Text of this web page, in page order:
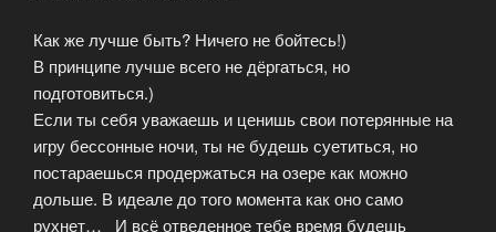
Как же лучше быть? Ничего не бойтесь!)
В принципе лучше всего не дёргаться, но
подготовиться.)
Если ты себя уважаешь и ценишь свои потерянные на
игру бессонные ночи, ты не будешь суетиться, но
постараешься продержаться на озере как можно
дольше. В идеале до того момента как оно само
рухнет… И всё отведенное тебе время будешь